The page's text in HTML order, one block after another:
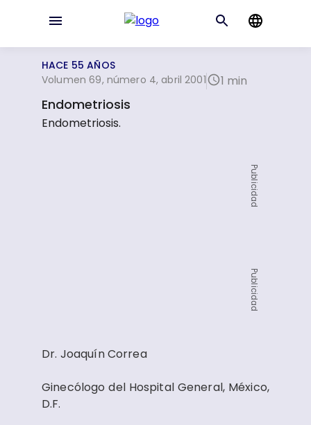
HACE 55 AÑOS
Volumen 69, número 4, abril 2001
1 min
Endometriosis
Endometriosis.
Publicidad
Publicidad
Dr. Joaquín Correa
Ginecólogo del Hospital General, México,
D.F.